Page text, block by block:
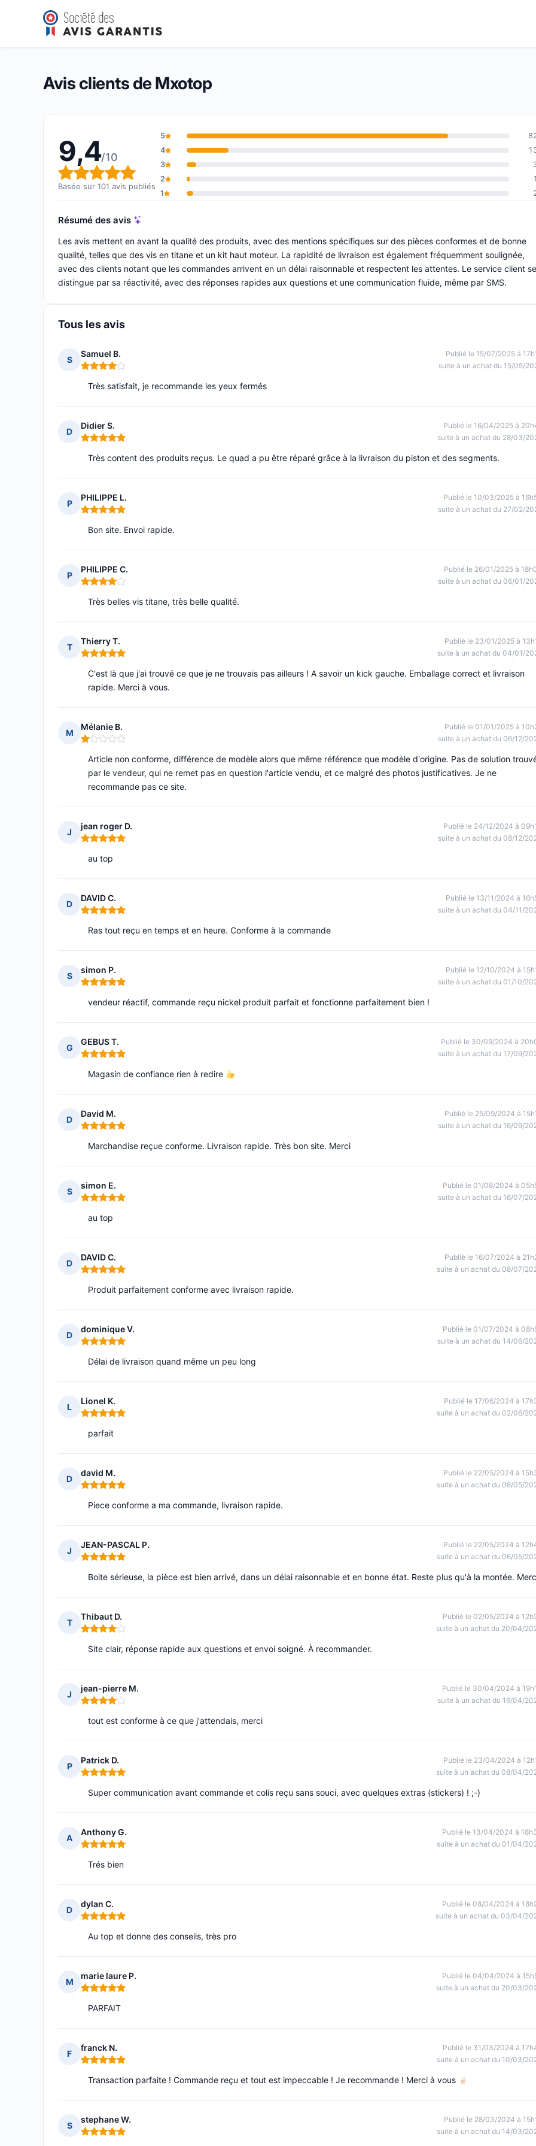
Mxotop
Note globale : 9,4 sur 10
9,4/10(101 avis)
Avis clients de Mxotop
9,4/10
Note globale : 9,4 sur 10
Basée sur 101 avis publiés
5
4
3
2
1
1
Résumé des avis
Les avis mettent en avant la qualité des produits, avec des mentions spécifiques sur des pièces conformes et de bonne
qualité, telles que des vis en titane et un kit haut moteur. La rapidité de livraison est également fréquemment soulignée,
avec des clients notant que les commandes arrivent en un délai raisonnable et respectent les attentes. Le service client se
distingue par sa réactivité, avec des réponses rapides aux questions et une communication fluide, même par SMS.
Tous les avis
S
Samuel B.
Note : 4 sur 5
Publié le 15/07/2025 à
suite à un achat du 15/05/
Très satisfait, je recommande les yeux fermés
D
Didier S.
Note : 5 sur 5
Publié le 16/04/2025 à
suite à un achat du 28/03/
Très content des produits reçus. Le quad a pu être réparé grâce à la livraison du piston et des segments.
P
PHILIPPE L.
Note : 5 sur 5
Publié le 10/03/2025 à
suite à un achat du 27/02/
Bon site. Envoi rapide.
P
PHILIPPE C.
Note : 4 sur 5
Publié le 26/01/2025 à
suite à un achat du 06/01/
Très belles vis titane, très belle qualité.
T
Thierry T.
Note : 5 sur 5
Publié le 23/01/2025 à
suite à un achat du 04/01/
C'est là que j'ai trouvé ce que je ne trouvais pas ailleurs ! A savoir un kick gauche. Emballage correct et livraison
rapide. Merci à vous.
M
Mélanie B.
Note : 1 sur 5
Publié le 01/01/2025 à
suite à un achat du 06/12/
Article non conforme, différence de modèle alors que même référence que modèle d'origine. Pas de solution
par le vendeur, qui ne remet pas en question l'article vendu, et ce malgré des photos justificatives. Je ne
recommande pas ce site.
J
jean roger D.
Note : 5 sur 5
Publié le 24/12/2024 à
suite à un achat du 08/12/
au top
D
DAVID C.
Note : 5 sur 5
Publié le 13/11/2024 à
suite à un achat du 04/11/
Ras tout reçu en temps et en heure. Conforme à la commande
S
simon P.
Note : 5 sur 5
Publié le 12/10/2024 à
suite à un achat du 01/10/
vendeur réactif, commande reçu nickel produit parfait et fonctionne parfaitement bien !
G
GEBUS T.
Note : 5 sur 5
Publié le 30/09/2024 à
suite à un achat du 17/09/
Magasin de confiance rien à redire
D
David M.
Note : 5 sur 5
Publié le 25/09/2024 à
suite à un achat du 16/09/
Marchandise reçue conforme. Livraison rapide. Très bon site. Merci
S
simon E.
Note : 5 sur 5
Publié le 01/08/2024 à
suite à un achat du 16/07/
au top
D
DAVID C.
Note : 5 sur 5
Publié le 16/07/2024 à
suite à un achat du 08/07/
Produit parfaitement conforme avec livraison rapide.
D
dominique V.
Note : 5 sur 5
Publié le 01/07/2024 à
suite à un achat du 14/06/
Délai de livraison quand même un peu long
L
Lionel K.
Note : 5 sur 5
Publié le 17/06/2024 à
suite à un achat du 02/06/
parfait
D
david M.
Note : 5 sur 5
Publié le 22/05/2024 à
suite à un achat du 08/05/
Piece conforme a ma commande, livraison rapide.
J
JEAN-PASCAL P.
Note : 5 sur 5
Publié le 22/05/2024 à
suite à un achat du 06/05/
Boite sérieuse, la pièce est bien arrivé, dans un délai raisonnable et en bonne état. Reste plus qu'à la montée.
T
Thibaut D.
Note : 4 sur 5
Publié le 02/05/2024 à
suite à un achat du 20/04/
Site clair, réponse rapide aux questions et envoi soigné. À recommander.
J
jean-pierre M.
Note : 4 sur 5
Publié le 30/04/2024 à
suite à un achat du 16/04/
tout est conforme à ce que j'attendais, merci
P
Patrick D.
Note : 5 sur 5
Publié le 23/04/2024 à
suite à un achat du 08/04/
Super communication avant commande et colis reçu sans souci, avec quelques extras (stickers) ! ;-)
A
Anthony G.
Note : 5 sur 5
Publié le 13/04/2024 à
suite à un achat du 01/04/
Trés bien
D
dylan C.
Note : 5 sur 5
Publié le 08/04/2024 à
suite à un achat du 03/04/
Au top et donne des conseils, très pro
M
marie laure P.
Note : 5 sur 5
Publié le 04/04/2024 à
suite à un achat du 20/03/
PARFAIT
F
franck N.
Note : 5 sur 5
Publié le 31/03/2024 à
suite à un achat du 10/03/
Transaction parfaite ! Commande reçu et tout est impeccable ! Je recommande ! Merci à vous
S
stephane W.
Note : 5 sur 5
Publié le 28/03/2024 à
suite à un achat du 14/03/